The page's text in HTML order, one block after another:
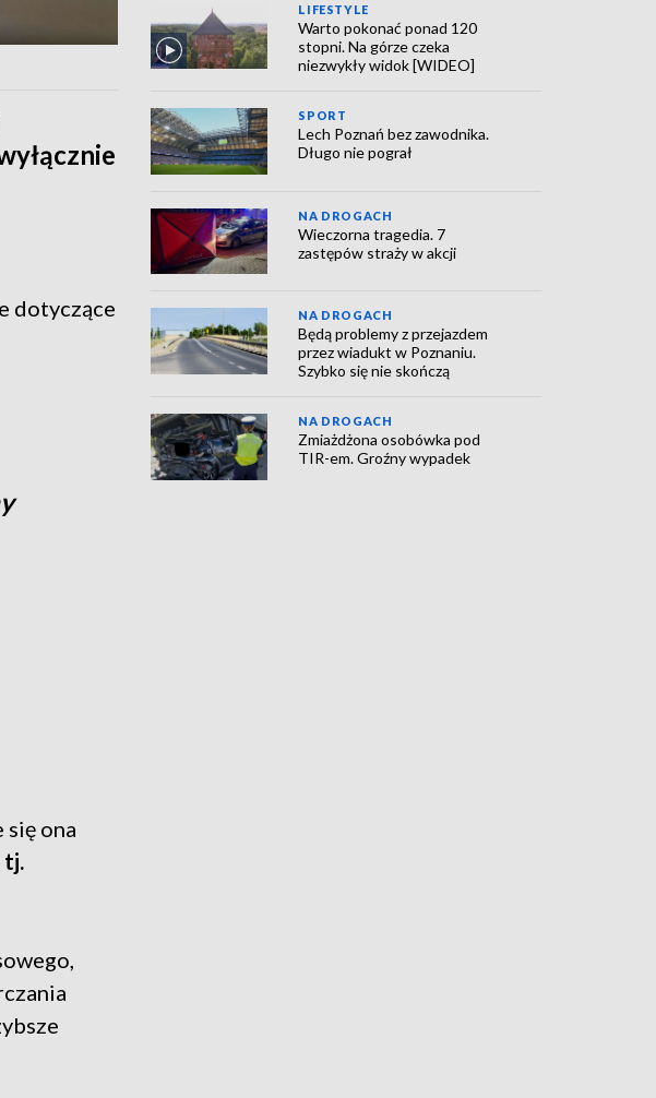
dotyczące
ona
tj.
LIFESTYLE
Warto pokonać ponad 120
stopni. Na górze czeka
niezwykły widok [WIDEO]
SPORT
Lech Poznań bez zawodnika.
Długo nie pograł
NA DROGACH
Wieczorna tragedia. 7
zastępów straży w akcji
NA DROGACH
Będą problemy z przejazdem
przez wiadukt w Poznaniu.
Szybko się nie skończą
NA DROGACH
Zmiażdżona osobówka pod
TIR-em. Groźny wypadek